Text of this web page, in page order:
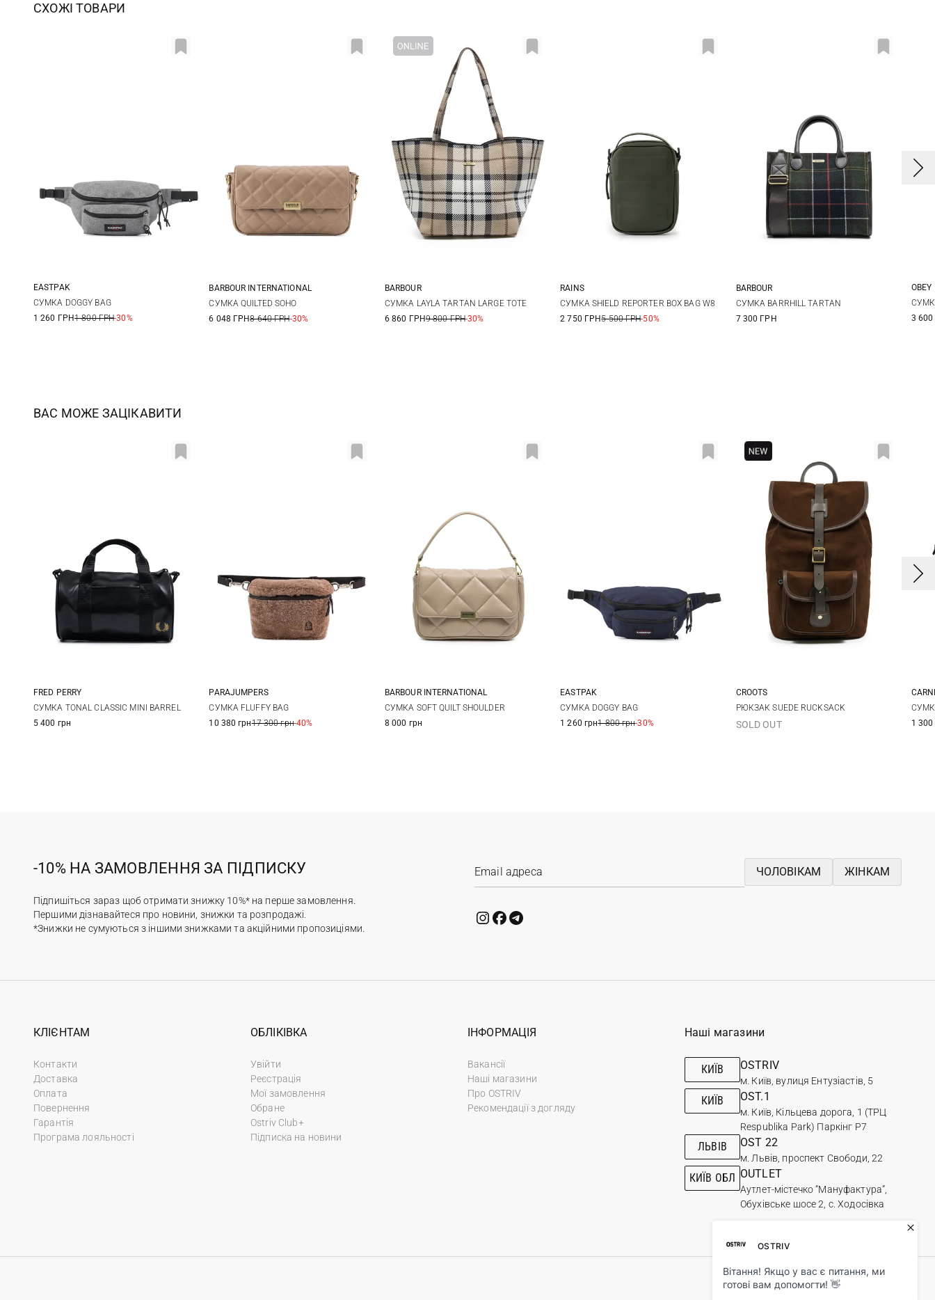
СХОЖІ ТОВАРИ
One Size
EASTPAK
СУМКА DOGGY BAG
1 260 ГРН1 800 ГРН-30%
One Size
BARBOUR INTERNATIONAL
СУМКА QUILTED SOHO
6 048 ГРН8 640 ГРН-30%
One Size
BARBOUR
СУМКА LAYLA TARTAN LARGE TOTE
6 860 ГРН9 800 ГРН-30%
One Size
RAINS
СУМКА SHIELD REPORTER BOX BAG W8
2 750 ГРН5 500 ГРН-50%
One Size
BARBOUR
СУМКА BARRHILL TARTAN
7 300 ГРН
OBEY
3
ВАС МОЖЕ ЗАЦІКАВИТИ
One Size
FRED PERRY
СУМКА TONAL CLASSIC MINI BARREL
5 400 грн
One Size
PARAJUMPERS
СУМКА FLUFFY BAG
10 380 грн17 300 грн-40%
One Size
BARBOUR INTERNATIONAL
СУМКА SOFT QUILT SHOULDER
8 000 грн
One Size
EASTPAK
СУМКА DOGGY BAG
1 260 грн1 800 грн-30%
One Size
CROOTS
РЮКЗАК SUEDE RUCKSACK
SOLD OUT
1 300
-10% НА ЗАМОВЛЕННЯ ЗА ПІДПИСКУ
Підпишіться зараз щоб отримати знижку 10%* на перше замовлення.
Першими дізнавайтеся про новини, знижки та розпродажі.
*Знижки не сумуються з іншими знижками та акційними пропозиціями.
ЧОЛОВІКАМ ЖІНКАМ
КЛІЄНТАМ
Контакти
Доставка
Оплата
Повернення
Гарантія
Програма лояльності
ОБЛІКІВКА
Увійти
Реєстрація
Мої замовлення
Обране
Ostriv Club+
Підписка на новини
ІНФОРМАЦІЯ
Вакансії
Наші магазини
Про OSTRIV
Рекомендації з догляду
Наші магазини
КИЇВ OSTRIV
м. Київ, вулиця Ентузіастів, 5
КИЇВ OST.1
м. Київ, Кільцева дорога, 1 (ТРЦ
Respublika Park) Паркінг Р7
ЛЬВІВ OST 22
м. Львів, проспект Свободи, 22
КИЇВ ОБЛ OUTLET
Аутлет-містечко “Мануфактура”,
Обухівське шосе 2, с. Ходосівка